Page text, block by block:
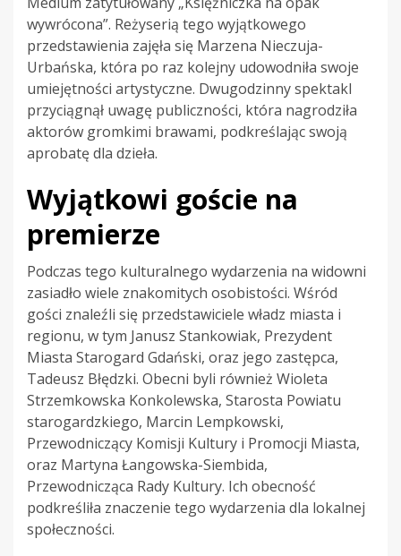
wywrócona”. Reżyserią tego wyjątkowego
przedstawienia zajęła się Marzena Nieczuja-
Urbańska, która po raz kolejny udowodniła swoje
umiejętności artystyczne. Dwugodzinny spektakl
przyciągnął uwagę publiczności, która nagrodziła
aktorów gromkimi brawami, podkreślając swoją
aprobatę dla dzieła.
Wyjątkowi goście na
premierze
Podczas tego kulturalnego wydarzenia na widowni
zasiadło wiele znakomitych osobistości. Wśród
gości znaleźli się przedstawiciele władz miasta i
regionu, w tym Janusz Stankowiak, Prezydent
Miasta Starogard Gdański, oraz jego zastępca,
Tadeusz Błędzki. Obecni byli również Wioleta
Strzemkowska Konkolewska, Starosta Powiatu
starogardzkiego, Marcin Lempkowski,
Przewodniczący Komisji Kultury i Promocji Miasta,
oraz Martyna Łangowska-Siembida,
Przewodnicząca Rady Kultury. Ich obecność
podkreśliła znaczenie tego wydarzenia dla lokalnej
społeczności.